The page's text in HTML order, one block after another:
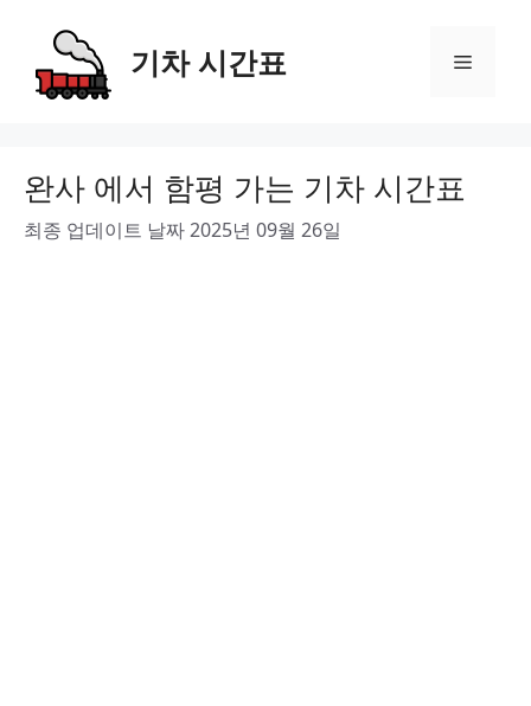
content
기차 시간표 Menu
완사 에서 함평 가는 기차 시간표
최종 업데이트 날짜 2025년 09월 26일